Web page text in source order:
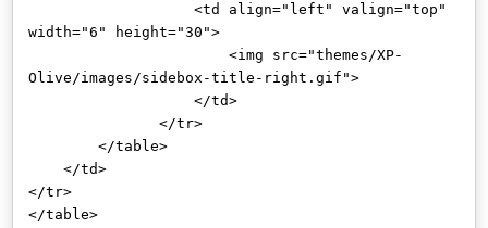
<td align="left" valign="top"
width="6" height="30">
<img src="themes/XP-
Olive/images/sidebox-title-right.gif">
</td>
</tr>
</table>
</td>
</tr>
</table>